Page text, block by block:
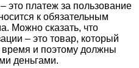
это платеж за пользование
к обязательным
Можно сказать, что
– это товар, который
и поэтому должны
деньгами.